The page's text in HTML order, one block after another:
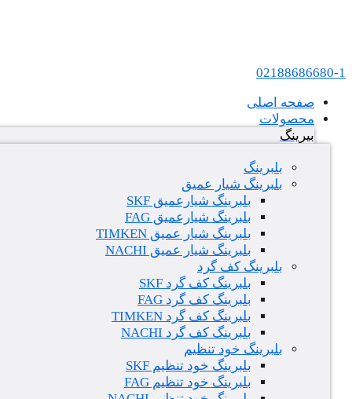
02188686680-1
صفحه اصلی
محصولات
بیرینگ
بلبرینگ
بلبرینگ شیار عمیق
بلبرینگ شیارعمیق SKF
بلبرینگ شیارعمیق FAG
بلبرینگ شیار عمیق TIMKEN
بلبرینگ شیار عمیق NACHI
بلبرینگ کف گرد
بلبرینگ کف گرد SKF
بلبرینگ کف گرد FAG
بلبرینگ کف گرد TIMKEN
بلبرینگ کف گرد NACHI
بلبرینگ خود تنظیم
بلبرینگ خود تنظیم SKF
بلبرینگ خود تنظیم FAG